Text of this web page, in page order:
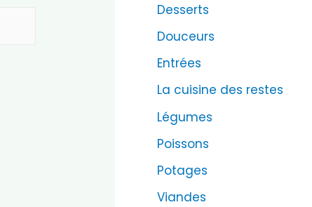
Desserts
Douceurs
Entrées
La cuisine des restes
Légumes
Poissons
Potages
Viandes